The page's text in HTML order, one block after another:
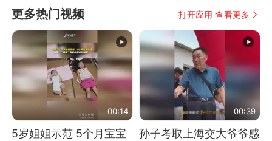
更多热门视频 打开应用 查看更多
00:14
5岁姐姐示范 5个月宝宝
00:39
孙子考取上海交大爷爷感